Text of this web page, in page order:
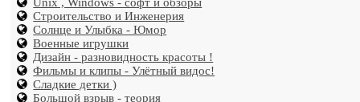
Строительство и Инженерия
Солнце и Улыбка - Юмор
Военные игрушки
Дизайн - разновидность красоты !
Фильмы и клипы - Улётный видос!
Сладкие детки )
Большой взрыв - теория